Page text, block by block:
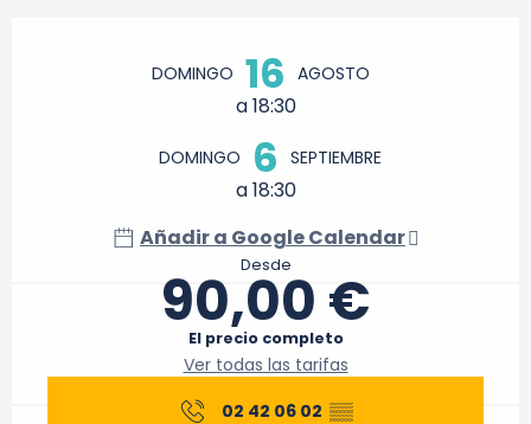
DOMINGO 16 AGOSTO
a 18:30
DOMINGO 6 SEPTIEMBRE
a 18:30
Añadir a Google Calendar
Desde
90,00 €
El precio completo
Ver todas las tarifas
02 42 06 02 ▒▒